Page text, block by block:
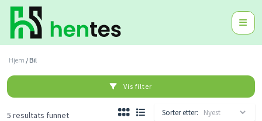
Hjem / Bil
Vis filter
5 resultats funnet Sorter etter: